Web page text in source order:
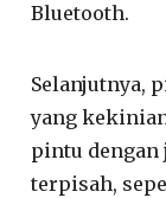
Bluetooth.
Selanjutnya,
yang
pintu dengan
terpisah,